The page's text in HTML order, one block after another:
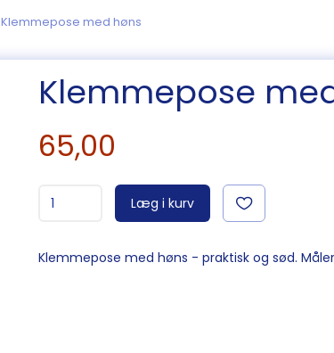
Klemmepose med høns
Klemmepose
65,00
Læg i kurv
Klemmepose med høns - praktisk og sød.